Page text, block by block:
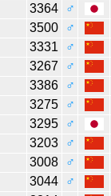
3364
♂
3500
♂
3331
♂
3267
♂
3386
♂
3275
♂
3295
♂
3203
♂
3008
♂
3044
♂